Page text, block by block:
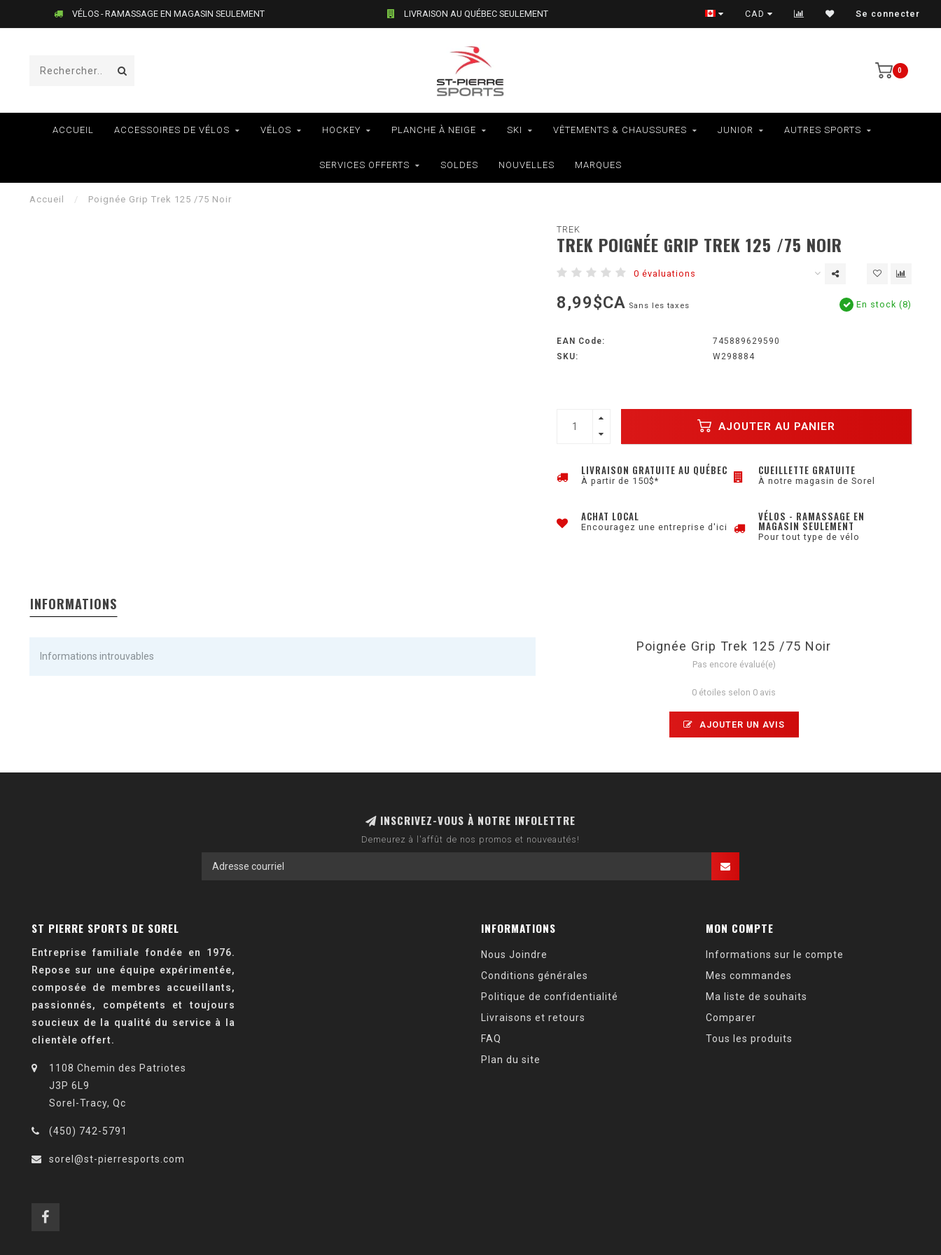
VÉLOS - RAMASSAGE EN MAGASIN SEULEMENT LIVRAISON AU QUÉBEC SEULEMENT VÉLOS - RAMASSAGE EN MAGASIN SEULEMENT
CAD Se connecter
0
ACCUEIL ACCESSOIRES DE VÉLOS VÉLOS HOCKEY PLANCHE À NEIGE SKI VÊTEMENTS & CHAUSSURES JUNIOR AUTRES SPORTS
SERVICES OFFERTS SOLDES NOUVELLES MARQUES
Accueil / Poignée Grip Trek 125 /75 Noir
TREK
TREK POIGNÉE GRIP TREK 125 /75 NOIR
0 évaluations
8,99$CA Sans les taxes En stock (8)
EAN Code:
745889629590
SKU:
W298884
AJOUTER AU PANIER
LIVRAISON GRATUITE AU QUÉBEC
À partir de 150$*
CUEILLETTE GRATUITE
À notre magasin de Sorel
ACHAT LOCAL
Encouragez une entreprise d'ici
VÉLOS - RAMASSAGE EN
MAGASIN SEULEMENT
Pour tout type de vélo
INFORMATIONS
Informations introuvables
Poignée Grip Trek 125 /75 Noir
Pas encore évalué(e)
0 étoiles selon 0 avis
AJOUTER UN AVIS
INSCRIVEZ-VOUS À NOTRE INFOLETTRE
Demeurez à l'affût de nos promos et nouveautés!
ST PIERRE SPORTS DE SOREL
Entreprise familiale fondée en 1976.
Repose sur une équipe expérimentée,
composée de membres accueillants,
passionnés, compétents et toujours
soucieux de la qualité du service à la
clientèle offert.
1108 Chemin des Patriotes
J3P 6L9
Sorel-Tracy, Qc
(450) 742-5791
sorel@st-pierresports.com
INFORMATIONS
Nous Joindre
Conditions générales
Politique de confidentialité
Livraisons et retours
FAQ
Plan du site
MON COMPTE
Informations sur le compte
Mes commandes
Ma liste de souhaits
Comparer
Tous les produits